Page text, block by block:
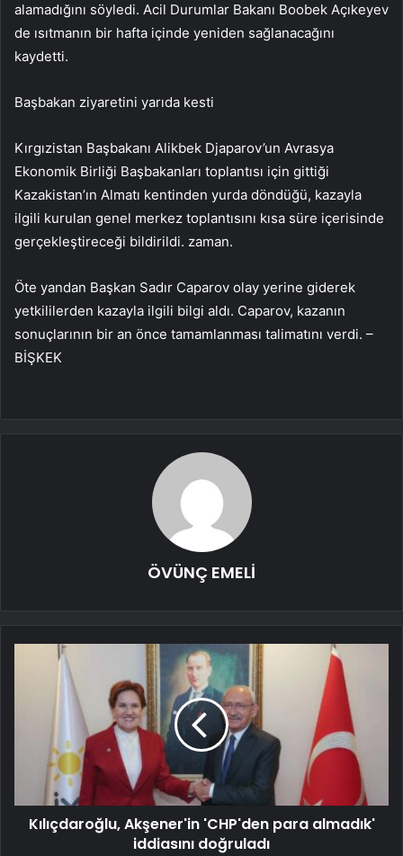
alamadığını söyledi. Acil Durumlar Bakanı Boobek Açıkeyev
de ısıtmanın bir hafta içinde yeniden sağlanacağını
kaydetti.
Başbakan ziyaretini yarıda kesti
Kırgızistan Başbakanı Alikbek Djaparov’un Avrasya
Ekonomik Birliği Başbakanları toplantısı için gittiği
Kazakistan’ın Almatı kentinden yurda döndüğü, kazayla
ilgili kurulan genel merkez toplantısını kısa süre içerisinde
gerçekleştireceği bildirildi. zaman.
Öte yandan Başkan Sadır Caparov olay yerine giderek
yetkililerden kazayla ilgili bilgi aldı. Caparov, kazanın
sonuçlarının bir an önce tamamlanması talimatını verdi. –
BİŞKEK
ÖVÜNÇ EMELİ
Kılıçdaroğlu, Akşener'in 'CHP'den para almadık'
iddiasını doğruladı